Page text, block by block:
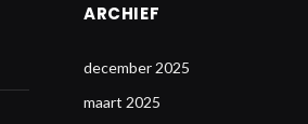
ARCHIEF
december 2025
maart 2025